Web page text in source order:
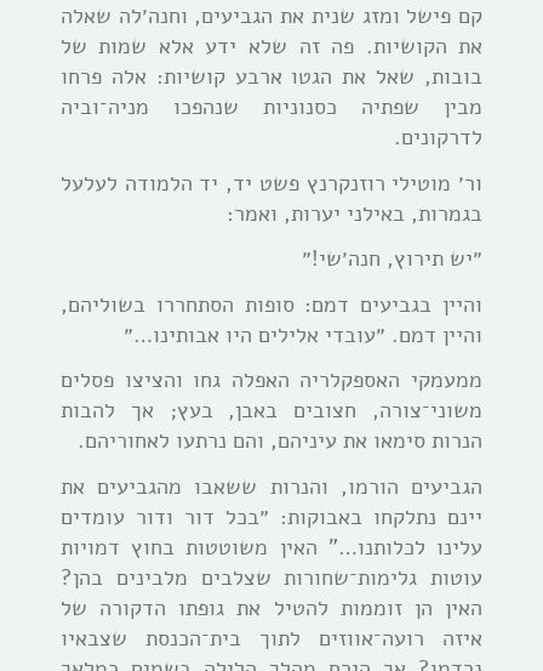
קם פישל ומזג שנית את הגביעים, וחנה׳לה שאלה
את הקושיות. פה זה שלא ידע אלא שמות של
בובות, שאל את הגטו ארבע קושיות: אלה פרחו
מבין שפתיה כסנוניות שנהפכו מניה־וביה
לדרקונים.
ור׳ מוטילי רוזנקרנץ פשט יד, יד הלמודה לעלעל
בגמרות, באילני יערות, ואמר:
״יש תירוץ, חנה׳שי!״
והיין בגביעים דמם: סופות הסתחררו בשוליהם,
והיין דמם. ״עובדי אלילים היו אבותינו…״
ממעמקי האספקלריה האפלה גחו והציצו פסלים
משוני־צורה, חצובים באבן, בעץ; אך להבות
הנרות סימאו את עיניהם, והם נרתעו לאחוריהם.
הגביעים הורמו, והנרות ששאבו מהגביעים את
יינם נתלקחו באבוקות: ״בכל דור ודור עומדים
עלינו לכלותנו…” האין משוטטות בחוץ דמויות
עוטות גלימות־שחורות שצלבים מלבינים בהן?
האין הן זוממות להטיל את גופתו הדקורה של
איזה רועה־אווזים לתוך בית־הכנסת שצבאיו